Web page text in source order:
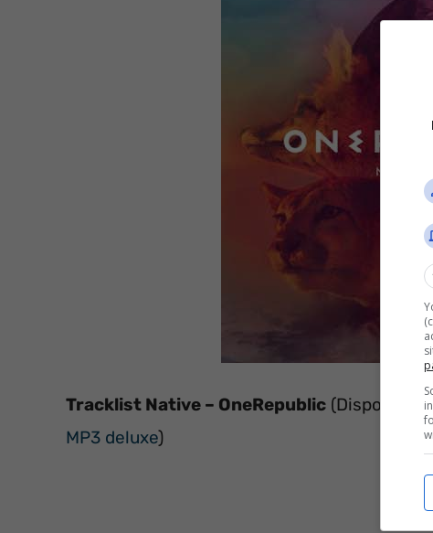
Tracklist Native – OneRepublic
MP3 deluxe)